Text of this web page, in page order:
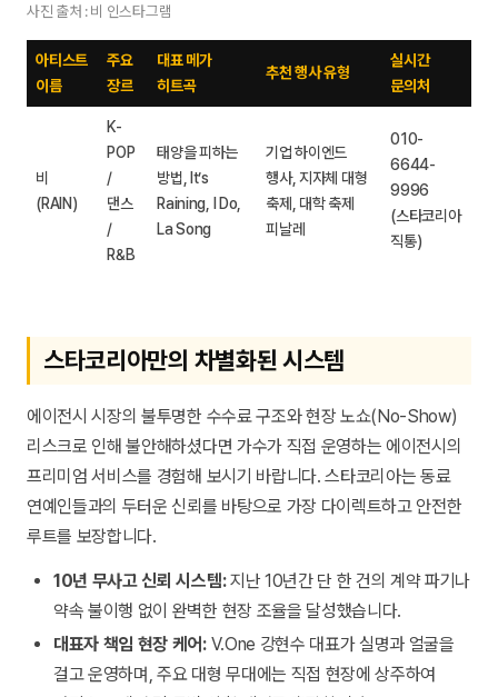
사진 출처 : 비 인스타그램
아티스트
이름
주요
장르
대표 메가
히트곡
추천 행사 유형
실시간
문의처
비
(RAIN)
K-
POP
/
댄스
/
R&B
태양을 피하는
방법, It’s
Raining, I Do,
La Song
기업 하이엔드
행사, 지자체 대형
축제, 대학 축제
피날레
010-
6644-
9996
(스타코리아
직통)
스타코리아만의 차별화된 시스템
에이전시 시장의 불투명한 수수료 구조와 현장 노쇼(No-Show)
리스크로 인해 불안해하셨다면 가수가 직접 운영하는 에이전시의
프리미엄 서비스를 경험해 보시기 바랍니다. 스타코리아는 동료
연예인들과의 두터운 신뢰를 바탕으로 가장 다이렉트하고 안전한
루트를 보장합니다.
10년 무사고 신뢰 시스템:지난 10년간 단 한 건의 계약 파기나
약속 불이행 없이 완벽한 현장 조율을 달성했습니다.
대표자 책임 현장 케어:V.One 강현수 대표가 실명과 얼굴을
걸고 운영하며, 주요 대형 무대에는 직접 현장에 상주하여